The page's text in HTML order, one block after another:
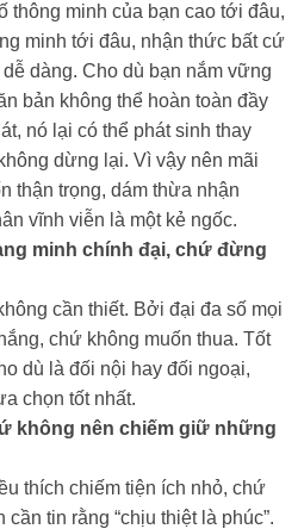
thông minh của bạn cao tới đâu,
minh tới đâu, nhận thức bất cứ
dàng. Cho dù bạn nắm vững
bản không thể hoàn toàn đầy
nó lại có thể phát sinh thay
dừng lại. Vì vậy nên mãi
thận trọng, dám thừa nhận
vĩnh viễn là một kẻ ngốc.
minh chính đại, chứ đừng
cần thiết. Bởi đại đa số mọi
chứ không muốn thua. Tốt
dù là đối nội hay đối ngoại,
chọn tốt nhất.
không nên chiếm giữ những
thích chiếm tiện ích nhỏ, chứ
tin rằng “chịu thiệt là phúc”.